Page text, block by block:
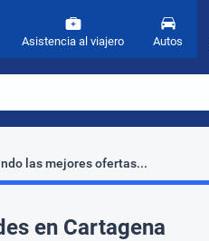
Asistencia al viajero Autos
las mejores ofertas...
en Cartagena